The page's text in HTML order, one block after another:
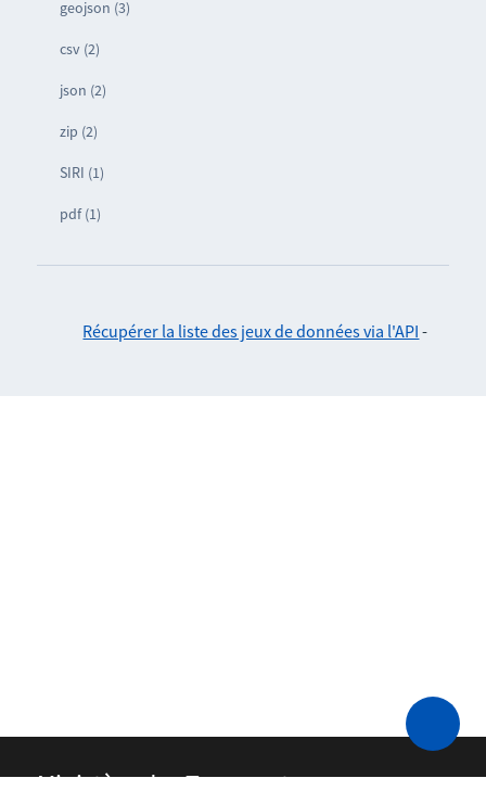
geojson (3)
csv (2)
json (2)
zip (2)
SIRI (1)
pdf (1)
Récupérer la liste des jeux de données via l'API -
Ministère des Transports